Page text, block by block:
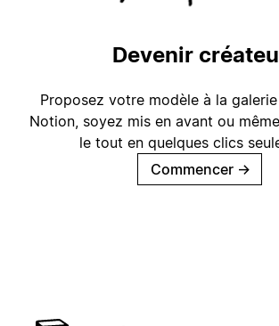
Devenir
Proposez votre modèle à la
Notion, soyez mis en avant ou
le tout en quelques clics
Commencer →